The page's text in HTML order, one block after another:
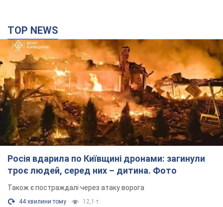
TOP NEWS
Росія вдарила по Київщині дронами: загинули
троє людей, серед них – дитина. Фото
Також є постраждалі через атаку ворога
44 хвилини тому 12,1 т.